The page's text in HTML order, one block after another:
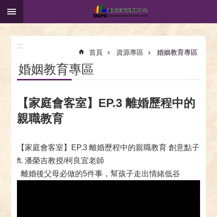
跳到主要內容區塊
:::
首頁 資源專區 婚姻教育專區
婚姻教育專區
【家庭會客室】EP.3 離婚歷程中的
親職教育
【家庭會客室】EP.3 離婚歷程中的親職教育 創意點子
ft. 潘榮吉教授/柯良宜老師
離婚後父母必做的5件事，幫孩子走出情緒低谷